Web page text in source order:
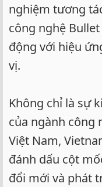
nghiệm tương
công nghệ
động với hiệu
vị.
Không chỉ là sự
của ngành công
Việt Nam,
đánh dấu cột
đổi mới và phát